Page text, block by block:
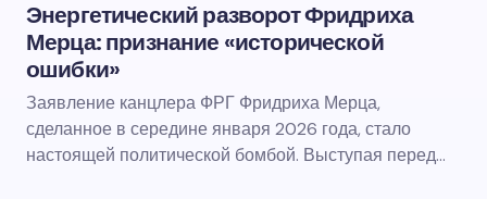
Энергетический разворот Фридриха
Мерца: признание «исторической
ошибки»
Заявление канцлера ФРГ Фридриха Мерца,
сделанное в середине января 2026 года, стало
настоящей политической бомбой. Выступая перед…